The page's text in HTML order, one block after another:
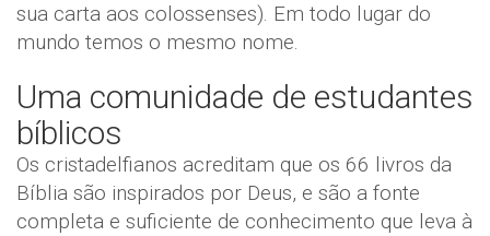
sua carta aos colossenses). Em todo lugar do
mundo temos o mesmo nome.
Uma comunidade de estudantes
bíblicos
Os cristadelfianos acreditam que os 66 livros da
Bíblia são inspirados por Deus, e são a fonte
completa e suficiente de conhecimento que leva à